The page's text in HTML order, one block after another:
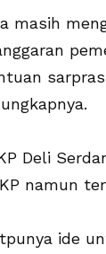
masih
Deli
namun
ide